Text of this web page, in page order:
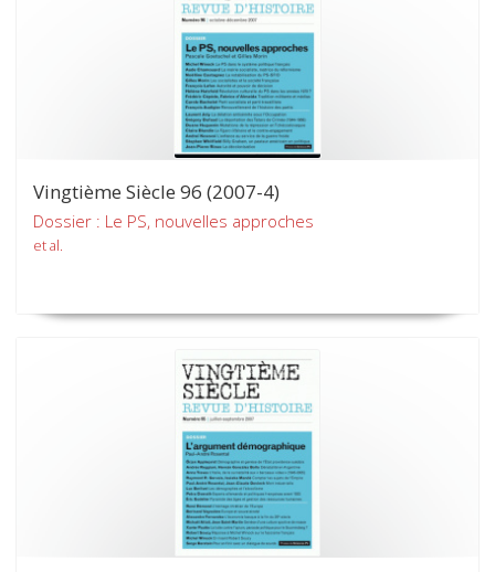
Vingtième Siècle 96 (2007-4)
Dossier : Le PS, nouvelles approches
et al.